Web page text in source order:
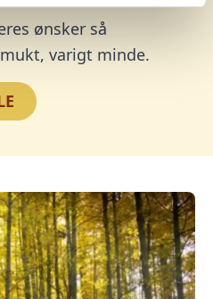
ønsker så
varigt minde.